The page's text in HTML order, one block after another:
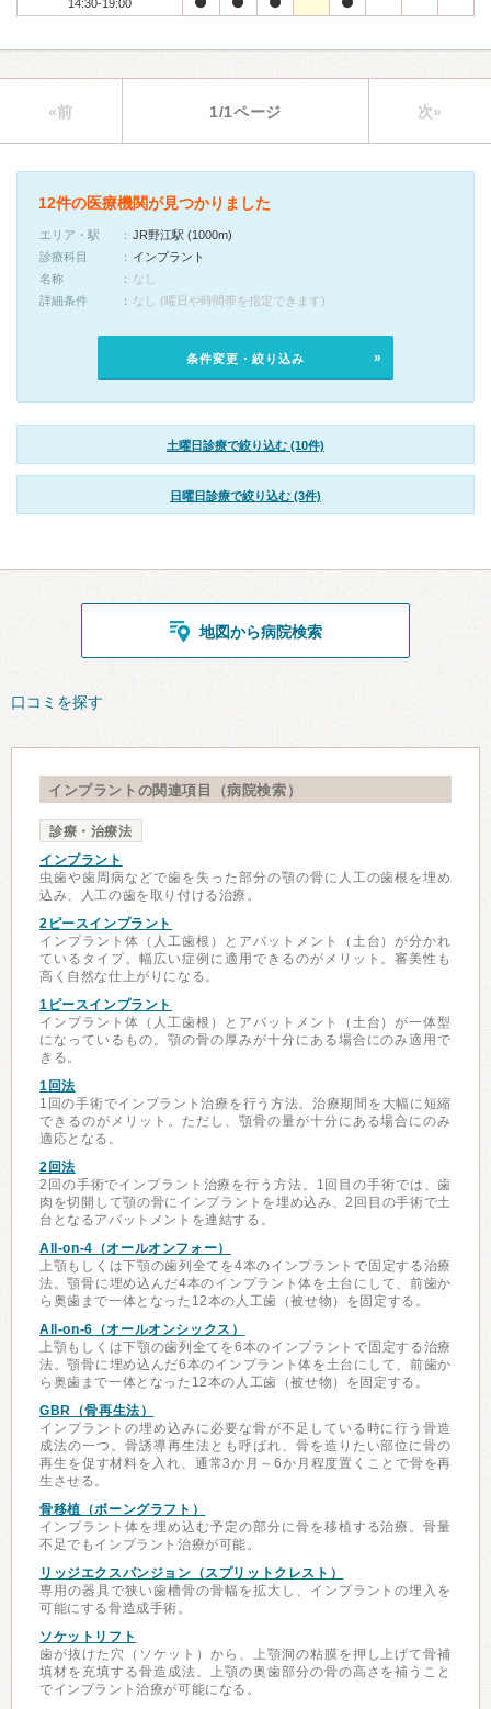
14:30-19:00
«前 1/1ページ 次»
12件の医療機関が見つかりました
エリア・駅
JR野江駅 (1000m)
診療科目
インプラント
名称
なし
詳細条件
なし (曜日や時間帯を指定できます)
条件変更・絞り込み
土曜日診療で絞り込む (10件)
日曜日診療で絞り込む (3件)
地図から病院検索
口コミを探す
インプラントの関連項目（病院検索）
診療・治療法
インプラント
虫歯や歯周病などで歯を失った部分の顎の骨に人工の歯根を埋め
込み、人工の歯を取り付ける治療。
2ピースインプラント
インプラント体（人工歯根）とアバットメント（土台）が分かれ
ているタイプ。幅広い症例に適用できるのがメリット。審美性も
高く自然な仕上がりになる。
1ピースインプラント
インプラント体（人工歯根）とアバットメント（土台）が一体型
になっているもの。顎の骨の厚みが十分にある場合にのみ適用で
きる。
1回法
1回の手術でインプラント治療を行う方法。治療期間を大幅に短縮
できるのがメリット。ただし、顎骨の量が十分にある場合にのみ
適応となる。
2回法
2回の手術でインプラント治療を行う方法。1回目の手術では、歯
肉を切開して顎の骨にインプラントを埋め込み、2回目の手術で土
台となるアバットメントを連結する。
All-on-4（オールオンフォー）
上顎もしくは下顎の歯列全てを4本のインプラントで固定する治療
法。顎骨に埋め込んだ4本のインプラント体を土台にして、前歯か
ら奥歯まで一体となった12本の人工歯（被せ物）を固定する。
All-on-6（オールオンシックス）
上顎もしくは下顎の歯列全てを6本のインプラントで固定する治療
法。顎骨に埋め込んだ6本のインプラント体を土台にして、前歯か
ら奥歯まで一体となった12本の人工歯（被せ物）を固定する。
GBR（骨再生法）
インプラントの埋め込みに必要な骨が不足している時に行う骨造
成法の一つ。骨誘導再生法とも呼ばれ、骨を造りたい部位に骨の
再生を促す材料を入れ、通常3か月～6か月程度置くことで骨を再
生させる。
骨移植（ボーングラフト）
インプラント体を埋め込む予定の部分に骨を移植する治療。骨量
不足でもインプラント治療が可能。
リッジエクスパンジョン（スプリットクレスト）
専用の器具で狭い歯槽骨の骨幅を拡大し、インプラントの埋入を
可能にする骨造成手術。
ソケットリフト
歯が抜けた穴（ソケット）から、上顎洞の粘膜を押し上げて骨補
填材を充填する骨造成法。上顎の奥歯部分の骨の高さを補うこと
でインプラント治療が可能になる。